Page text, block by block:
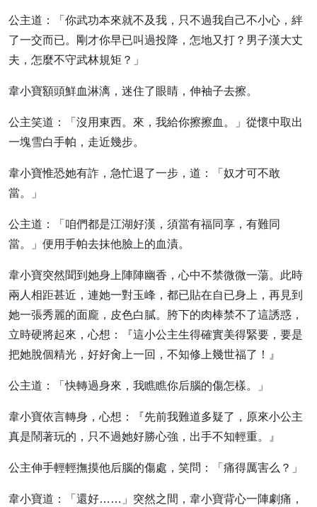
公主道：「你武功本來就不及我，只不過我自己不小心，絆
了一交而已。剛才你早已叫過投降，怎地又打？男子漢大丈
夫，怎麼不守武林規矩？」
韋小寶額頭鮮血淋漓，迷住了眼睛，伸袖子去擦。
公主笑道：「沒用東西。來，我給你擦擦血。」從懷中取出
一塊雪白手帕，走近幾步。
韋小寶惟恐她有詐，急忙退了一步，道：「奴才可不敢
當。」
公主道：「咱們都是江湖好漢，須當有福同享，有難同
當。」便用手帕去抹他臉上的血漬。
韋小寶突然聞到她身上陣陣幽香，心中不禁微微一蕩。此時
兩人相距甚近，連她一對玉峰，都已貼在自已身上，再見到
她一張秀麗的面龐，皮色白膩。胯下的肉棒禁不了這誘惑，
立時硬將起來，心想：『這小公主生得確實美得緊要，要是
把她脫個精光，好好肏上一回，不知修上幾世福了！』
公主道：「快轉過身來，我瞧瞧你后腦的傷怎樣。」
韋小寶依言轉身，心想：『先前我難道多疑了，原來小公主
真是鬧著玩的，只不過她好勝心強，出手不知輕重。』
公主伸手輕輕撫摸他后腦的傷處，笑問：「痛得厲害么？」
韋小寶道：「還好……」突然之間，韋小寶背心一陣劇痛，